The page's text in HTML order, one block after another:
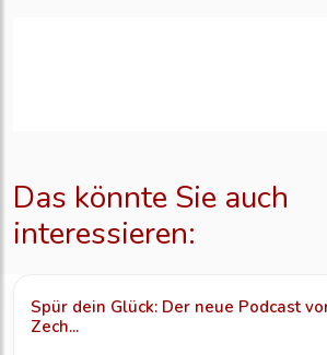
Das könnte Sie auch
interessieren:
Spür dein Glück: Der neue Podcast
Zech...